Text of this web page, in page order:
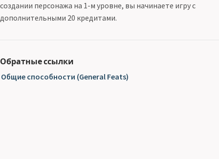
создании персонажа на 1-м уровне, вы начинаете игру с
дополнительными 20 кредитами.
Обратные ссылки
Общие способности (General Feats)